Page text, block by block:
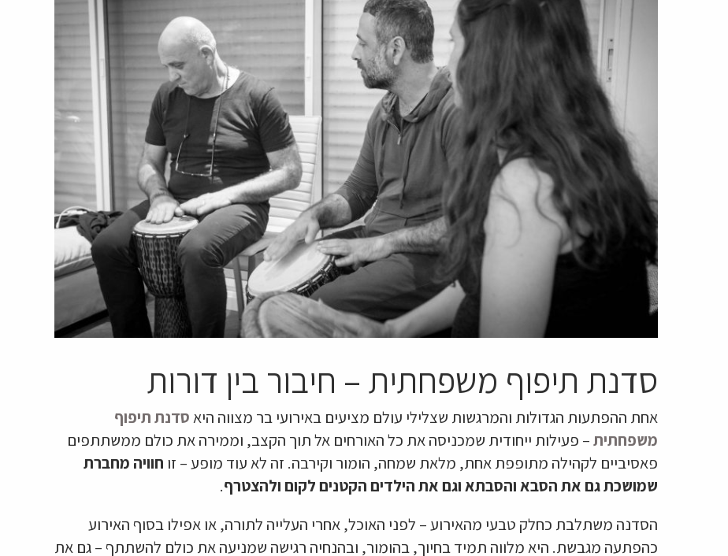
סדנת תיפוף משפחתית – חיבור בין דורות
אחת ההפתעות הגדולות והמרגשות שצלילי עולם מציעים באירועי בר מצווה היאסדנת תיפוף
משפחתית– פעילות ייחודית שמכניסה את כל האורחים אל תוך הקצב, וממירה את כולם ממשתתפים
פאסיביים לקהילה מתופפת אחת, מלאת שמחה, הומור וקירבה. זה לא עוד מופע – זו חוויה מחברת
שמושכת גם את הסבא והסבתא וגם את הילדים הקטנים לקום ולהצטרף.
הסדנה משתלבת כחלק טבעי מהאירוע – לפני האוכל, אחרי העלייה לתורה, או אפילו בסוף האירוע
כהפתעה מגבשת. היא מלווה תמיד בחיוך, בהומור, ובהנחיה רגישה שמניעה את כולם להשתתף – גם את